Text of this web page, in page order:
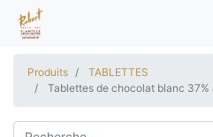
Produits
TABLETTES
Tablettes de chocolat blanc